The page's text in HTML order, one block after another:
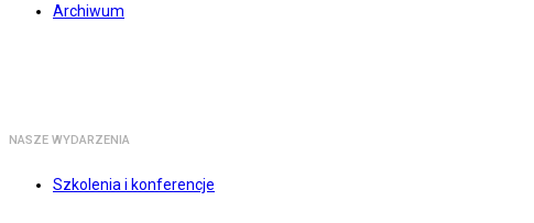
Archiwum
NASZE WYDARZENIA
Szkolenia i konferencje